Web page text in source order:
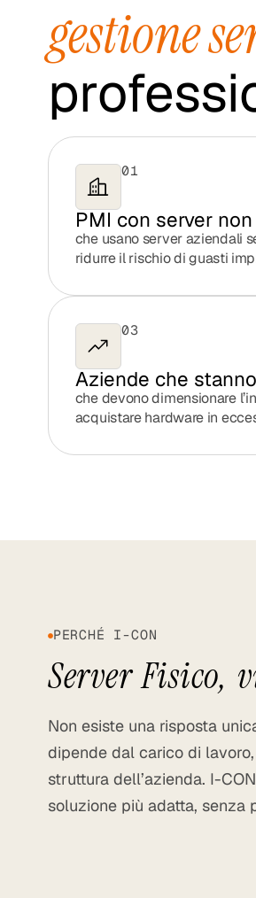
gestione
01
PMI con server
che usano server aziendali
ridurre il rischio di guasti
03
Aziende che
che devono dimensionare
acquistare hardware in
PERCHÉ I-CON
Server Fisico,
Non esiste una risposta
dipende dal carico di
struttura dell’azienda. I-
soluzione più adatta, senza